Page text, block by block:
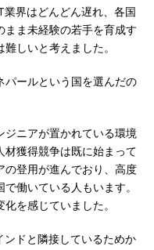
界はどんどん遅れ、各国
まま未経験の若手を育成す
しいと考えました。
ールという国を選んだの
ニアが置かれている環境
材獲得競争は既に始まって
の登用が進んでおり、高度
働いている人もいます。
を感じていました。
ドと隣接しているためか